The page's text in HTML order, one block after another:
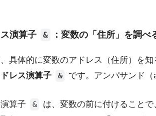
演算子 & ：変数の「住所」を調べ
具体的に変数のアドレス（住所）を
レス演算子 & です。アンパサンド（
算子 &
は、変数の前に付けること